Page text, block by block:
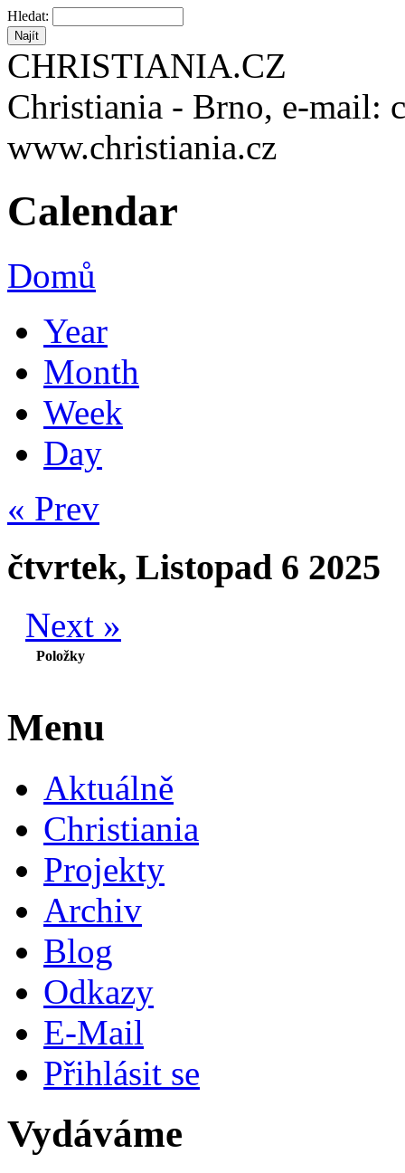
Hledat:
CHRISTIANIA.CZ
Christiania - Brno, e-mail:
www.christiania.cz
Calendar
Domů
Year
Month
Week
Day
« Prev
čtvrtek, Listopad 6 2025
Next »
Položky
Menu
Aktuálně
Christiania
Projekty
Archiv
Blog
Odkazy
E-Mail
Přihlásit se
Vydáváme